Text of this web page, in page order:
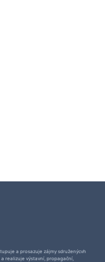
a prosazuje zájmy sdruženýcvh
realizuje výstavní, propagační,